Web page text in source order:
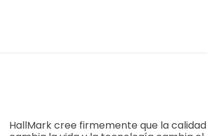
HallMark cree firmemente que la calidad